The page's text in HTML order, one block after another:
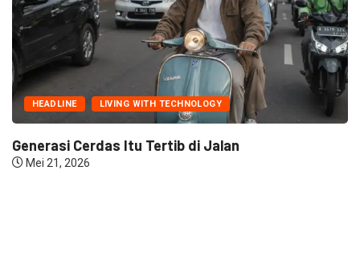
HEADLINE LIVING WITH TECHNOLOGY
Generasi Cerdas Itu Tertib di Jalan
Mei 21, 2026